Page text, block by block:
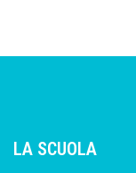
LA SCUOLA